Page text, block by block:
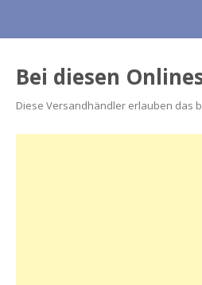
Bei diesen
Diese Versandhändler erlauben das